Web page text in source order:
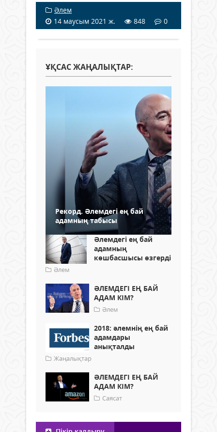
Әлем
14 маусым 2021 ж.
848 0
ҰҚСАС ЖАҢАЛЫҚТАР:
Рекорд. Әлемдегі ең бай
адамның табысы
Әлемдегі ең бай
адамның
көшбасшысы өзгерді
Әлем
ӘЛЕМДЕГІ ЕҢ БАЙ
АДАМ КІМ?
Әлем
2018: әлемнің ең бай
адамдары
анықталды
Жаңалықтар
ӘЛЕМДЕГІ ЕҢ БАЙ
АДАМ КІМ?
Саясат